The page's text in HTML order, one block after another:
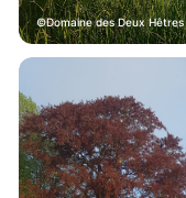
Domaine des Deux Hêtres